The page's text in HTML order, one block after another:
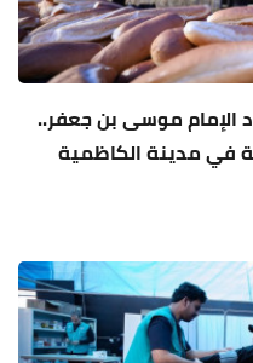
الإمام موسى بن جعفر..
في مدينة الكاظمية